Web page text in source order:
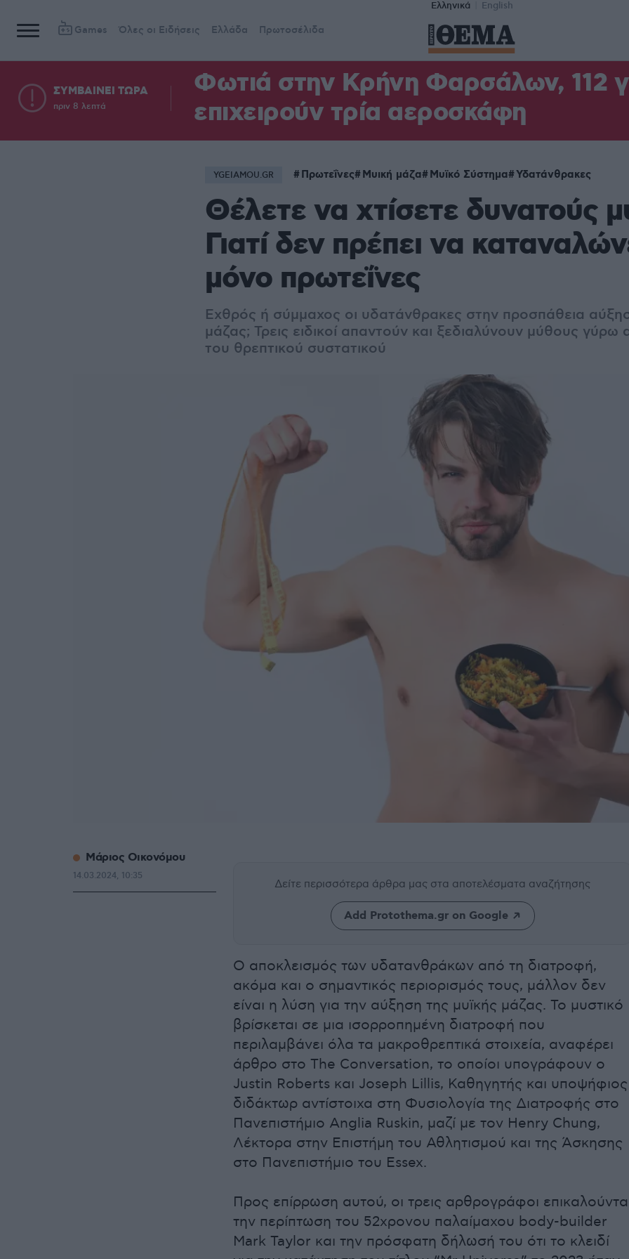
Ελληνικά English
Games Όλες οι Ειδήσεις Ελλάδα Πρωτοσέλιδα
ΣΥΜΒΑΙΝΕΙ ΤΩΡΑ
πριν 8 λεπτά
Φωτιά στην Κρήνη Φαρσάλων, 112
επιχειρούν τρία αεροσκάφη
YGEIAMOU.GR Πρωτεΐνες Μυική μάζα Μυϊκό Σύστημα Υδατάνθρακες
Θέλετε να χτίσετε δυνατούς
Γιατί δεν πρέπει να
μόνο πρωτεΐνες
Εχθρός ή σύμμαχος οι υδατάνθρακες στην προσπάθεια
μάζας; Τρεις ειδικοί απαντούν και ξεδιαλύνουν μύθους γύρω
του θρεπτικού συστατικού
Δείτε περισσότερα άρθρα μας στα αποτελέσματα αναζήτησης
Add Protothema.gr on Google
Ο αποκλεισμός των υδατανθράκων από τη διατροφή,
ακόμα και ο σημαντικός περιορισμός τους, μάλλον δεν
είναι η λύση για την αύξηση της μυϊκής μάζας. Το μυστικό
βρίσκεται σε μια ισορροπημένη διατροφή που
περιλαμβάνει όλα τα μακροθρεπτικά στοιχεία, αναφέρει
άρθρο στο The Conversation, το οποίοι υπογράφουν ο
Justin Roberts και Joseph Lillis, Καθηγητής και υποψήφιος
διδάκτωρ αντίστοιχα στη Φυσιολογία της Διατροφής στο
Πανεπιστήμιο Anglia Ruskin, μαζί με τον Henry Chung,
Λέκτορα στην Επιστήμη του Αθλητισμού και της Άσκησης
στο Πανεπιστήμιο του Essex.
Προς επίρρωση αυτού, οι τρεις αρθρογράφοι
την περίπτωση του 52χρονου παλαίμαχου body-builder
Mark Taylor και την πρόσφατη δήλωσή του ότι το κλειδί
Μάριος Οικονόμου
14.03.2024, 10:35